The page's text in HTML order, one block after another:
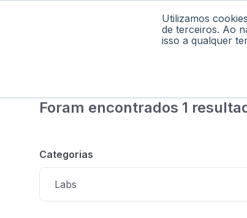
Utilizamos
de terceiros. Ao
isso a qualquer
Home
Foram encontrados 1
Categorias
Labs